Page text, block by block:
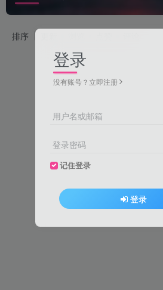
排序
登录
没有账号？立即注册
用户名或邮箱
登录密码
记住登录
登录